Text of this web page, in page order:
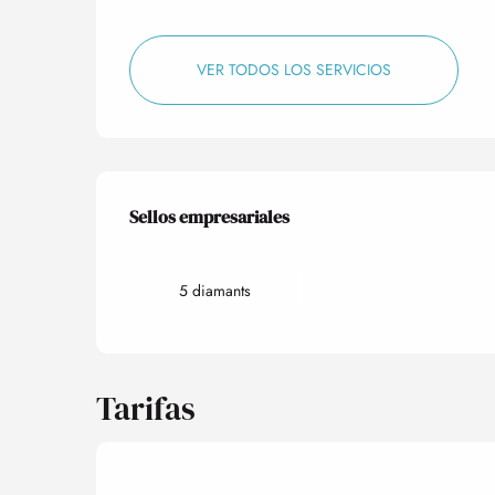
VER TODOS LOS SERVICIOS
Oferta de
Sellos empresariales
Sellos empresariales
5 diamants
Tarifas